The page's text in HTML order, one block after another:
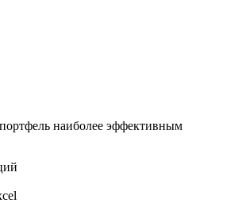
наиболее эффективным